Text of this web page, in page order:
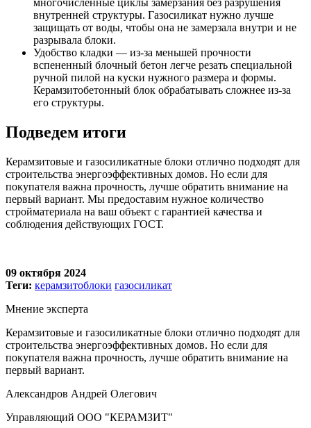
внутренней структуры. Газосиликат нужно лучше
защищать от воды, чтобы она не замерзала внутри и не
разрывала блоки.
Удобство кладки — из-за меньшей прочности
вспененный блочный бетон легче резать специальной
ручной пилой на куски нужного размера и формы.
Керамзитобетонный блок обрабатывать сложнее из-за
его структуры.
Подведем итоги
Керамзитовые и газосиликатные блоки отлично подходят для
строительства энергоэффективных домов. Но если для
покупателя важна прочность, лучше обратить внимание на
первый вариант. Мы предоставим нужное количество
стройматериала на ваш объект с гарантией качества и
соблюдения действующих ГОСТ.
09 октября 2024
Теги: керамзитоблоки газосиликат
Мнение эксперта
Керамзитовые и газосиликатные блоки отлично подходят для
строительства энергоэффективных домов. Но если для
покупателя важна прочность, лучше обратить внимание на
первый вариант.
Александров Андрей Олегович
Управляющий ООО "КЕРАМЗИТ"